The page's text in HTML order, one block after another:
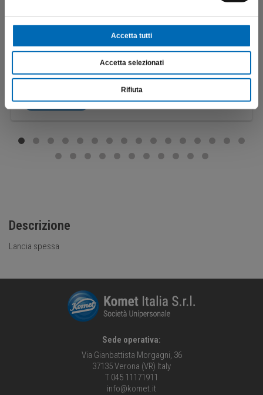
Accetta tutti
Accetta selezionati
Rifiuta
Riduttore occlusale omotetico
369A
€133,90
Scopri di più
Descrizione
Lancia spessa
Sede operativa:
Via Gianbattista Morgagni, 36
37135 Verona (VR) Italy
T 045 11171911
info@komet.it